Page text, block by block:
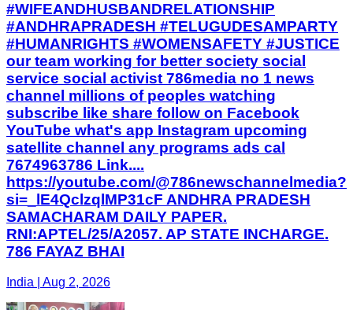
#WIFEANDHUSBANDRELATIONSHIP
#ANDHRAPRADESH #TELUGUDESAMPARTY
#HUMANRIGHTS #WOMENSAFETY #JUSTICE
our team working for better society social
service social activist 786media no 1 news
channel millions of peoples watching
subscribe like share follow on Facebook
YouTube what's app Instagram upcoming
satellite channel any programs ads cal
7674963786 Link....
https://youtube.com/@786newschannelmedia?
si=_lE4QclzqlMP31cF ANDHRA PRADESH
SAMACHARAM DAILY PAPER.
RNI:APTEL/25/A2057. AP STATE INCHARGE.
786 FAYAZ BHAI
India | Aug 2, 2026